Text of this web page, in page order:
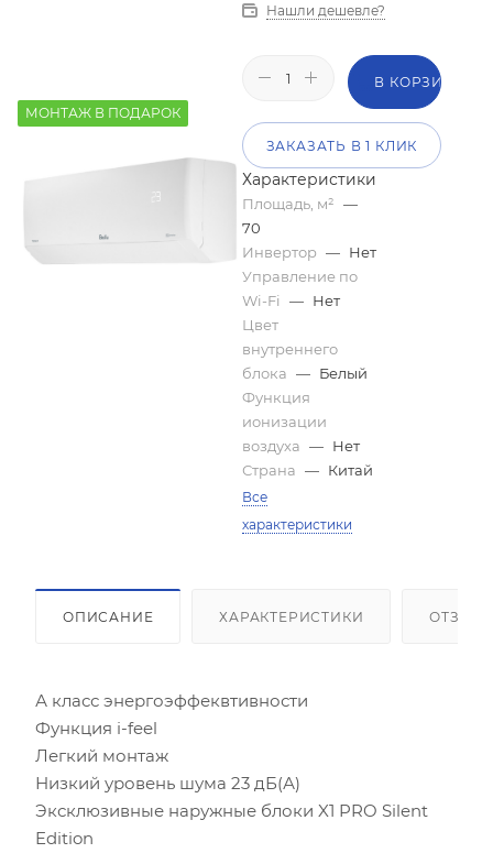
МОНТАЖ В ПОДАРОК
Нашли дешевле?
В КОРЗИНУ
ЗАКАЗАТЬ В 1 КЛИК
Характеристики
Площадь, м² —
70
Инвертор — Нет
Управление по
Wi-Fi
— Нет
Цвет
внутреннего
блока — Белый
Функция
ионизации
воздуха — Нет
Страна — Китай
Все
характеристики
ОПИСАНИЕ ХАРАКТЕРИСТИКИ
А класс энергоэффеквтивности
Функция i-feel
Легкий монтаж
Низкий уровень шума 23 дБ(А)
Эксклюзивные наружные блоки X1 PRO Silent
Edition
Инсоляция (степень освещенности солнцем)
Количество компьютеров
Количество телевизоров
Мощность остальной бытовой техники, Вт